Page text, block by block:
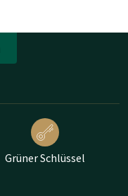
Grüner Schlüssel